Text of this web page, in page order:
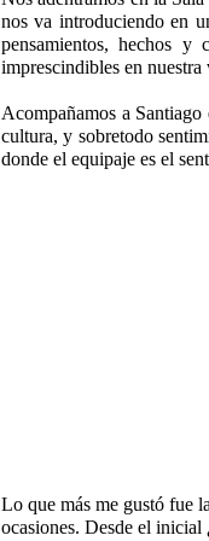
nos va introduciendo en
pensamientos, hechos
imprescindibles en nuestra
Acompañamos a
cultura, y sobretodo
donde el equipaje es el
Lo que más me gustó fue
ocasiones. Desde el inicial